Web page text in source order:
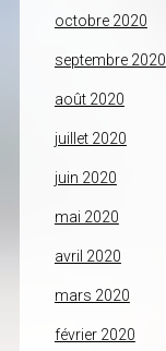
octobre 2020
septembre 2020
août 2020
juillet 2020
juin 2020
mai 2020
avril 2020
mars 2020
février 2020